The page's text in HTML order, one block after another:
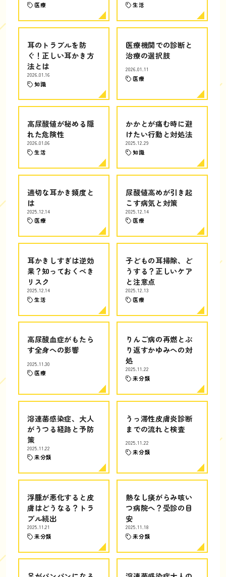
医療 生活
耳のトラブルを防
ぐ！正しい耳かき方
法とは
2026.01.16
知識
医療機関での診断と
治療の選択肢
2026.01.11
医療
高尿酸値が秘める隠
れた危険性
2026.01.06
生活
かかとが痛む時に避
けたい行動と対処法
2025.12.29
知識
適切な耳かき頻度と
は
2025.12.14
医療
尿酸値高めが引き起
こす病気と対策
2025.12.14
医療
耳かきしすぎは逆効
果？知っておくべき
リスク
2025.12.14
生活
子どもの耳掃除、ど
うする？正しいケア
と注意点
2025.12.13
医療
高尿酸血症がもたら
す全身への影響
2025.11.30
医療
りんご病の再燃とぶ
り返すかゆみへの対
処
2025.11.22
未分類
溶連菌感染症、大人
がうつる経路と予防
策
2025.11.22
未分類
うっ滞性皮膚炎診断
までの流れと検査
2025.11.22
未分類
浮腫が悪化すると皮
膚はどうなる？トラ
ブル続出
2025.11.21
未分類
熱なし痰がらみ咳い
つ病院へ？受診の目
安
2025.11.18
未分類